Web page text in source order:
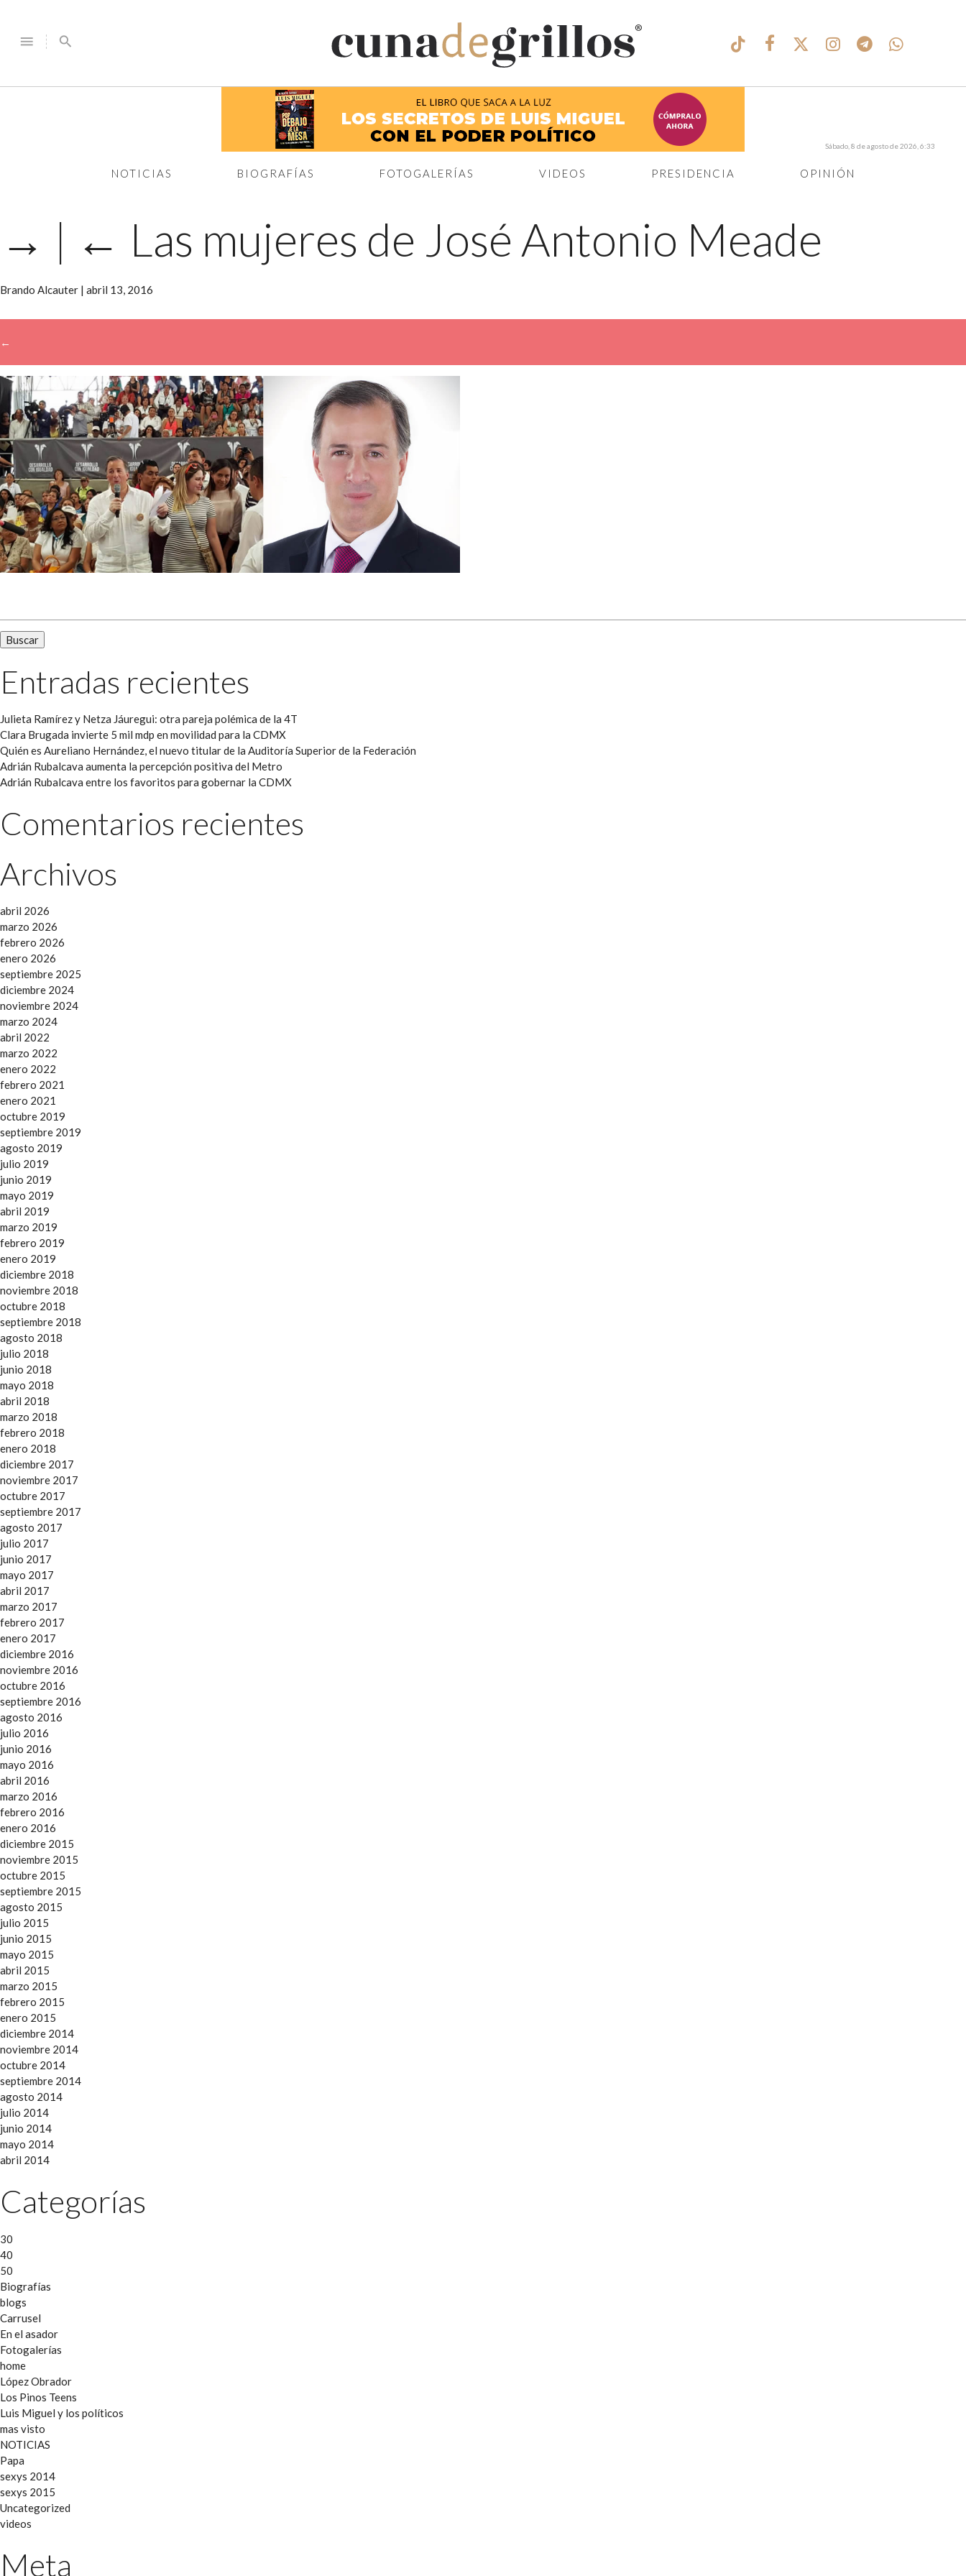
menu search
®
NOTICIAS BIOGRAFÍAS FOTOGALERÍAS VIDEOS PRESIDENCIA OPINIÓN
Sábado, 8 de agosto de 2026, 6:33
→ | ← Las mujeres de José Antonio Meade
Brando Alcauter | abril 13, 2016
←
Entradas recientes
Julieta Ramírez y Netza Jáuregui: otra pareja polémica de la 4T
Clara Brugada invierte 5 mil mdp en movilidad para la CDMX
Quién es Aureliano Hernández, el nuevo titular de la Auditoría Superior de la Federación
Adrián Rubalcava aumenta la percepción positiva del Metro
Adrián Rubalcava entre los favoritos para gobernar la CDMX
Comentarios recientes
Archivos
abril 2026
marzo 2026
febrero 2026
enero 2026
septiembre 2025
diciembre 2024
noviembre 2024
marzo 2024
abril 2022
marzo 2022
enero 2022
febrero 2021
enero 2021
octubre 2019
septiembre 2019
agosto 2019
julio 2019
junio 2019
mayo 2019
abril 2019
marzo 2019
febrero 2019
enero 2019
diciembre 2018
noviembre 2018
octubre 2018
septiembre 2018
agosto 2018
julio 2018
junio 2018
mayo 2018
abril 2018
marzo 2018
febrero 2018
enero 2018
diciembre 2017
noviembre 2017
octubre 2017
septiembre 2017
agosto 2017
julio 2017
junio 2017
mayo 2017
abril 2017
marzo 2017
febrero 2017
enero 2017
diciembre 2016
noviembre 2016
octubre 2016
septiembre 2016
agosto 2016
julio 2016
junio 2016
mayo 2016
abril 2016
marzo 2016
febrero 2016
enero 2016
diciembre 2015
noviembre 2015
octubre 2015
septiembre 2015
agosto 2015
julio 2015
junio 2015
mayo 2015
abril 2015
marzo 2015
febrero 2015
enero 2015
diciembre 2014
noviembre 2014
octubre 2014
septiembre 2014
agosto 2014
julio 2014
junio 2014
mayo 2014
abril 2014
Categorías
30
40
50
Biografías
blogs
Carrusel
En el asador
Fotogalerías
home
López Obrador
Los Pinos Teens
Luis Miguel y los políticos
mas visto
NOTICIAS
Papa
sexys 2014
sexys 2015
Uncategorized
videos
Meta